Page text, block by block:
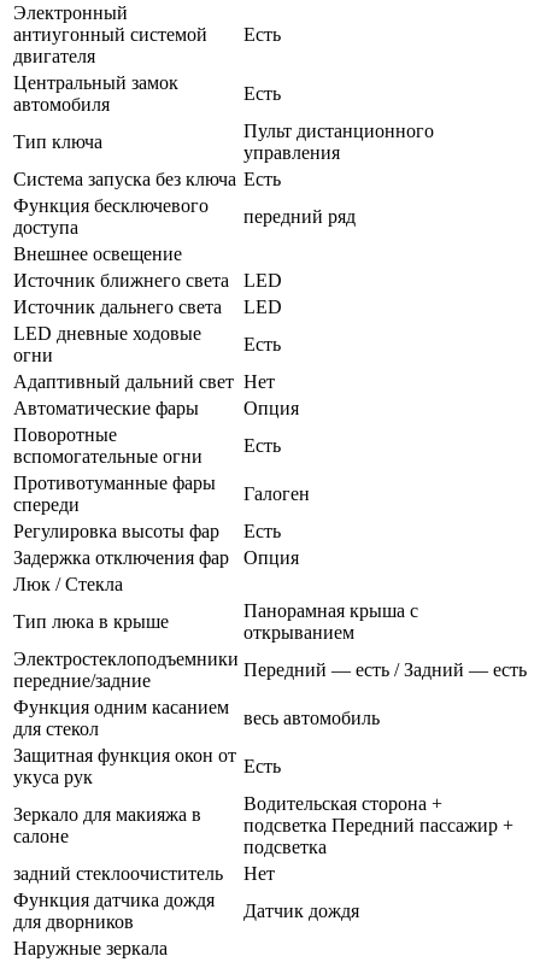
Электронный
антиугонный системой
двигателя
Есть
Центральный замок
автомобиля
Есть
Тип ключа
Пульт дистанционного
управления
Система запуска без ключа Есть
Функция бесключевого
доступа
передний ряд
Внешнее освещение
Источник ближнего света
LED
Источник дальнего света
LED
LED дневные ходовые
огни
Есть
Адаптивный дальний свет Нет
Автоматические фары
Опция
Поворотные
вспомогательные огни
Есть
Противотуманные фары
спереди
Галоген
Регулировка высоты фар
Есть
Задержка отключения фар
Опция
Люк / Стекла
Тип люка в крыше
Панорамная крыша с
открыванием
Электростеклоподъемники
передние/задние
Передний — есть / Задний — есть
Функция одним касанием
для стекол
весь автомобиль
Защитная функция окон от
укуса рук
Есть
Зеркало для макияжа в
салоне
Водительская сторона +
подсветка Передний пассажир +
подсветка
задний стеклоочиститель
Нет
Функция датчика дождя
для дворников
Датчик дождя
Наружные зеркала